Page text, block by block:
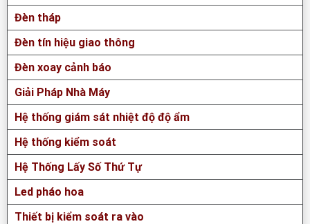
Đèn tháp
Đèn tín hiệu giao thông
Đèn xoay cảnh báo
Giải Pháp Nhà Máy
Hệ thống giám sát nhiệt độ độ ẩm
Hệ thống kiểm soát
Hệ Thống Lấy Số Thứ Tự
Led pháo hoa
Thiết bị kiểm soát ra vào